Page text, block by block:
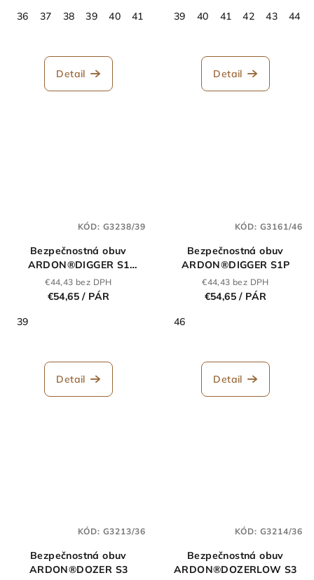
36
37 38 39 40 41 43 44 45 46 47 48
Detail
39
40 41 42 43 44
Detail
Bezpečnostná obuv
ARDON®DIGGER S1
yellow
€44,43 bez DPH
€54,65/ PÁR
39
Detail
KÓD: G3238/39
Bezpečnostná obuv
ARDON®DIGGER S1P
€44,43 bez DPH
€54,65/ PÁR
46
Detail
KÓD: G3161/46
Bezpečnostná obuv
ARDON®DOZER S3
KÓD: G3213/36
Bezpečnostná obuv
ARDON®DOZERLOW S3
KÓD: G3214/36